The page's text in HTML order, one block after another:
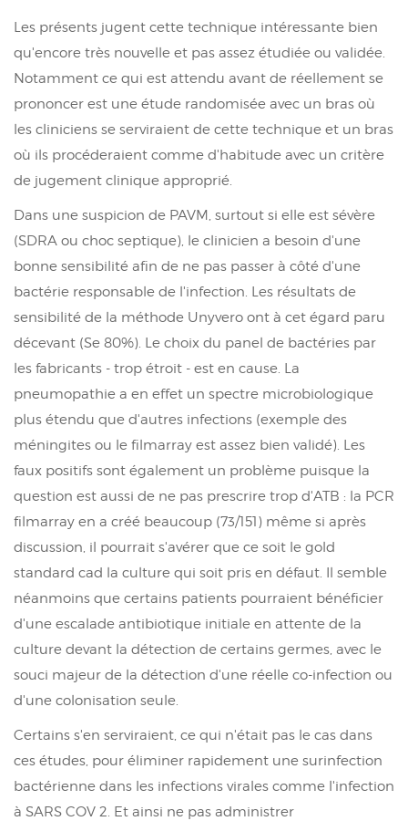
Les présents jugent cette technique intéressante bien
qu'encore très nouvelle et pas assez étudiée ou validée.
Notamment ce qui est attendu avant de réellement se
prononcer est une étude randomisée avec un bras où
les cliniciens se serviraient de cette technique et un bras
où ils procéderaient comme d'habitude avec un critère
de jugement clinique approprié.
Dans une suspicion de PAVM, surtout si elle est sévère
(SDRA ou choc septique), le clinicien a besoin d'une
bonne sensibilité afin de ne pas passer à côté d'une
bactérie responsable de l'infection. Les résultats de
sensibilité de la méthode Unyvero ont à cet égard paru
décevant (Se 80%). Le choix du panel de bactéries par
les fabricants - trop étroit - est en cause. La
pneumopathie a en effet un spectre microbiologique
plus étendu que d'autres infections (exemple des
méningites ou le filmarray est assez bien validé). Les
faux positifs sont également un problème puisque la
question est aussi de ne pas prescrire trop d'ATB : la PCR
filmarray en a créé beaucoup (73/151) même si après
discussion, il pourrait s'avérer que ce soit le gold
standard cad la culture qui soit pris en défaut. Il semble
néanmoins que certains patients pourraient bénéficier
d'une escalade antibiotique initiale en attente de la
culture devant la détection de certains germes, avec le
souci majeur de la détection d'une réelle co-infection ou
d'une colonisation seule.
Certains s'en serviraient, ce qui n'était pas le cas dans
ces études, pour éliminer rapidement une surinfection
bactérienne dans les infections virales comme l'infection
à SARS COV 2. Et ainsi ne pas administrer